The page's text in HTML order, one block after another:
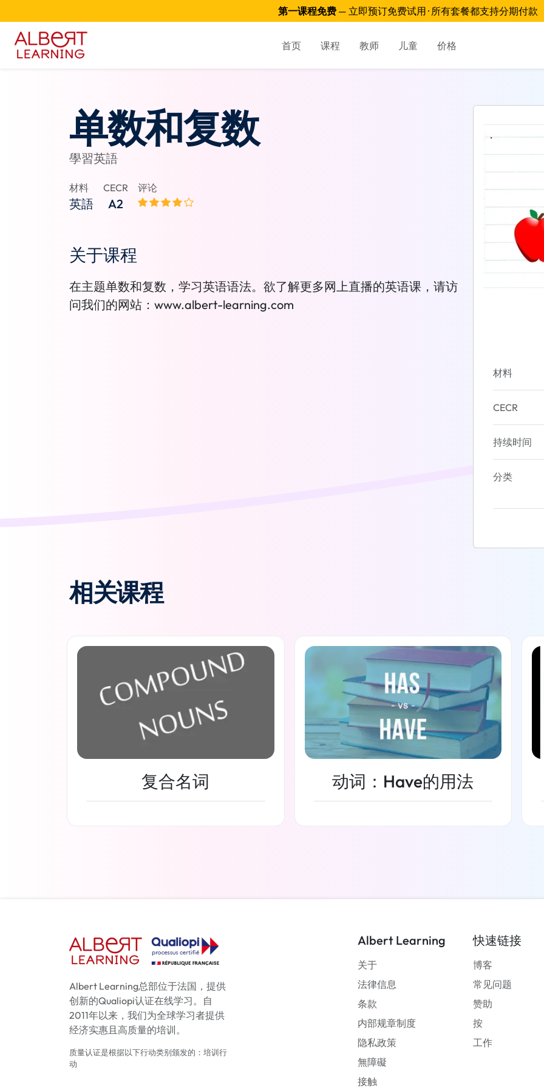
第一课程免费 — 立即预订免费试用 · 所有套餐都支持分期付款
首页 课程 教师 儿童 价格
单数和复数
學習英語
材料
英語
CECR
A2
评论
关于课程
在主题单数和复数，学习英语语法。欲了解更多网上直播的英语课，请访
问我们的网站：www.albert-learning.com
材料
CECR
持续时间
分类
相关课程
复合名词 动词：Have的用法
Albert Learning总部位于法国，提供
创新的Qualiopi认证在线学习。自
2011年以来，我们为全球学习者提供
经济实惠且高质量的培训。
质量认证是根据以下行动类别颁发的：培训行
动
Albert Learning
关于
法律信息
条款
内部规章制度
隐私政策
無障礙
接触
快速链接
博客
常见问题
赞助
按
工作